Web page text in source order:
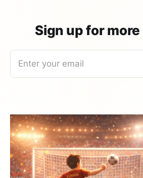
Sign up for
Enter your email